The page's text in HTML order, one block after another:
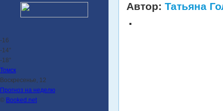
-16
-14°
-18°
Томск
Воскресенье, 12
Прогноз на неделю
© Booked.net
Автор: Татьяна